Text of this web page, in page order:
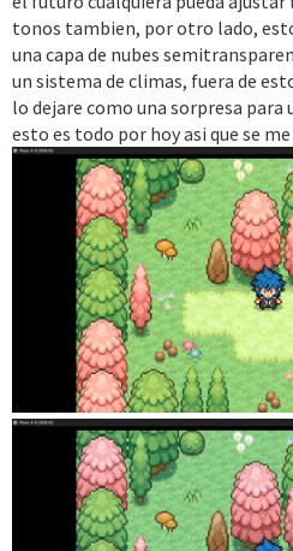
tonos tambien, por otro lado,
una capa de nubes
un sistema de climas, fuera de
lo dejare como una sorpresa para
esto es todo por hoy asi que se me